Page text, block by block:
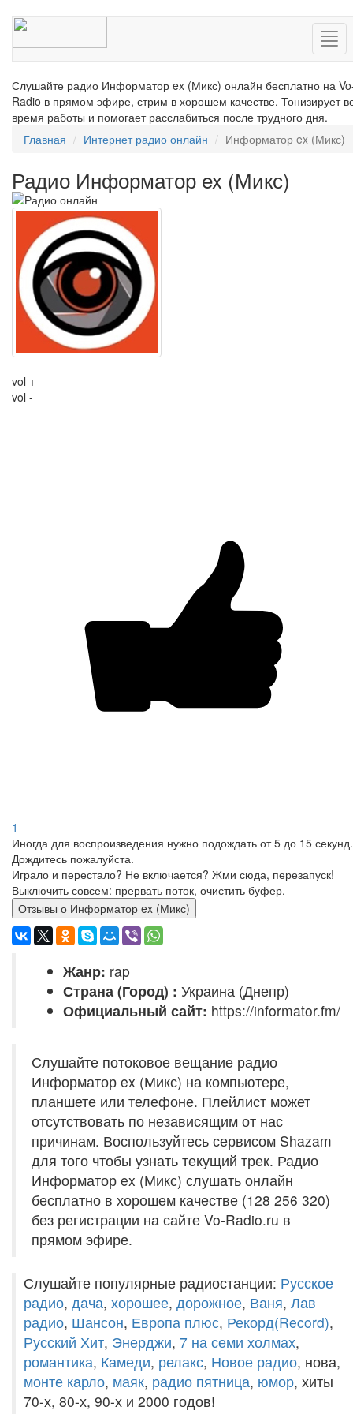
Слушайте радио Информатор ex (Микс) онлайн бесплатно на
Radio в прямом эфире, стрим в хорошем качестве. Тонизирует
время работы и помогает расслабиться после трудного дня.
Главная
Интернет радио онлайн Информатор ex (Микс)
Радио Информатор ex (Микс)
vol +
vol -
1
Иногда для воспроизведения нужно подождать от 5 до 15 секунд.
Дождитесь пожалуйста.
Играло и перестало? Не включается? Жми сюда, перезапуск!
Выключить совсем: прервать поток, очистить буфер.
Отзывы о Информатор ex (Микс)
Жанр: rap
Страна (Город) : Украина (Днепр)
Официальный сайт: https://informator.fm/
Слушайте потоковое вещание радио
Информатор ex (Микс) на компьютере,
планшете или телефоне. Плейлист может
отсутствовать по независящим от нас
причинам. Воспользуйтесь сервисом Shazam
для того чтобы узнать текущий трек. Радио
Информатор ex (Микс) слушать онлайн
бесплатно в хорошем качестве (128 256 320)
без регистрации на сайте Vo-Radio.ru в
прямом эфире.
Слушайте популярные радиостанции: Русское
радио, дача, хорошее, дорожное, Ваня, Лав
радио, Шансон, Европа плюс, Рекорд(Record),
Русский Хит, Энерджи, 7 на семи холмах,
романтика, Камеди, релакс, Новое радио, нова,
монте карло, маяк, радио пятница, юмор, хиты
70-х, 80-х, 90-х и 2000 годов!